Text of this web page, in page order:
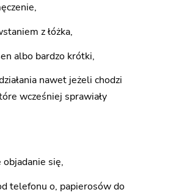
z łóżka,
albo bardzo krótki,
nawet jeżeli chodzi
wcześniej sprawiały
się,
telefonu o, papierosów do